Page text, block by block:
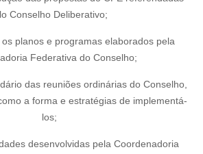
Conselho Deliberativo;
planos e programas elaborados pela
Federativa do Conselho;
das reuniões ordinárias do Conselho,
a forma e estratégias de implementá-
los;
desenvolvidas pela Coordenadoria